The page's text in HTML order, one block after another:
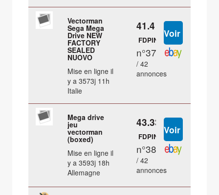
Vectorman
Sega Mega
Drive NEW
FACTORY
SEALED
NUOVO
Mise en ligne il
y a 3573j 11h
Italie
41.4 €
FDPIN
n°37
/ 42
annonces
Mega drive
jeu
vectorman
(boxed)
Mise en ligne il
y a 3593j 18h
Allemagne
43.33 €
FDPIN
n°38
/ 42
annonces